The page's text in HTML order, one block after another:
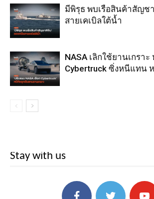
มีพิรุธ พบเรือสินค้าสัญช
สายเคเบิลใต้น้ำ
NASA เลิกใช้ยานเกรา
Cybertruck ซิ่งหนีแทน
Stay with us